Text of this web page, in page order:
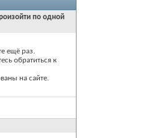
по одной
ещё раз.
обратиться к
на сайте.